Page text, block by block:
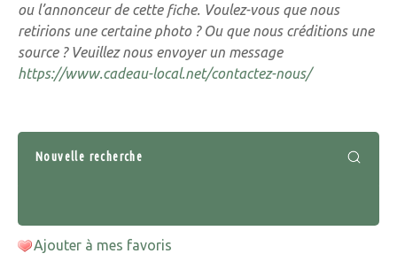
ou l’annonceur de cette fiche. Voulez-vous que nous
retirions une certaine photo ? Ou que nous créditions une
source ? Veuillez nous envoyer un message
https://www.cadeau-local.net/contactez-nous/
Nouvelle recherche
Ajouter à mes favoris